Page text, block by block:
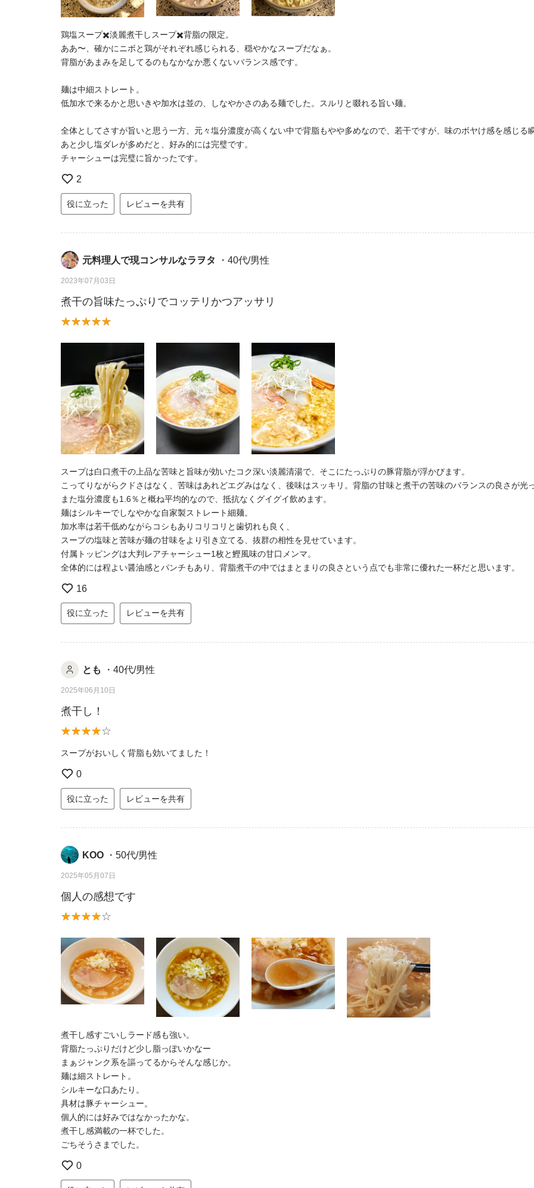
鶏塩スープ✖️淡麗煮干しスープ✖️背脂の限定。
ああ〜、確かにニボと鶏がそれぞれ感じられる、穏やかなスープだなぁ。
背脂があまみを足してるのもなかなか悪くないバランス感です。
麺は中細ストレート。
低加水で来るかと思いきや加水は並の、しなやかさのある麺でした。スルリと啜れる旨い麺。
全体としてさすが旨いと思う一方、元々塩分濃度が高くない中で背脂もやや多めなので、若干ですが、味のボヤけ感を感じる
あと少し塩ダレが多めだと、好み的には完璧です。
チャーシューは完璧に旨かったです。
2
役に立った レビューを共有
元料理人で現コンサルなラヲタ ・40代/男性
2023年07月03日
煮干の旨味たっぷりでコッテリかつアッサリ
スープは白口煮干の上品な苦味と旨味が効いたコク深い淡麗清湯で、そこにたっぷりの豚背脂が浮かびます。
こってりながらクドさはなく、苦味はあれどエグみはなく、後味はスッキリ。背脂の甘味と煮干の苦味のバランスの良さが光
また塩分濃度も1.6％と概ね平均的なので、抵抗なくグイグイ飲めます。
麺はシルキーでしなやかな自家製ストレート細麺。
加水率は若干低めながらコシもありコリコリと歯切れも良く、
スープの塩味と苦味が麺の甘味をより引き立てる、抜群の相性を見せています。
付属トッピングは大判レアチャーシュー1枚と鰹風味の甘口メンマ。
全体的には程よい醤油感とパンチもあり、背脂煮干の中ではまとまりの良さという点でも非常に優れた一杯だと思います。
16
役に立った レビューを共有
とも ・40代/男性
2025年06月10日
煮干し！
スープがおいしく背脂も効いてました！
0
役に立った レビューを共有
KOO ・50代/男性
2025年05月07日
個人の感想です
煮干し感すごいしラード感も強い。
背脂たっぷりだけど少し脂っぽいかなー
まぁジャンク系を謳ってるからそんな感じか。
麺は細ストレート。
シルキーな口あたり。
具材は豚チャーシュー。
個人的には好みではなかったかな。
煮干し感満載の一杯でした。
ごちそうさまでした。
0